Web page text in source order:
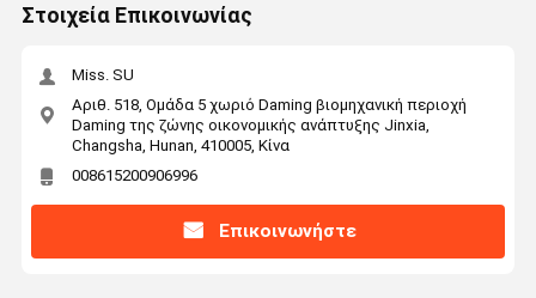
Στοιχεία Επικοινωνίας
Miss. SU
Αριθ. 518, Ομάδα 5 χωριό Daming βιομηχανική περιοχή
Daming της ζώνης οικονομικής ανάπτυξης Jinxia,
Changsha, Hunan, 410005, Κίνα
008615200906996
Επικοινωνήστε